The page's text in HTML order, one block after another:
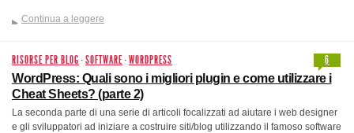
Continua a leggere
RISORSE PER BLOG ·SOFTWARE ·WORDPRESS
6
WordPress: Quali sono i migliori plugin e come utilizzare i
Cheat Sheets? (parte 2)
La seconda parte di una serie di articoli focalizzati ad aiutare i web designer
e gli sviluppatori ad iniziare a costruire siti/blog utilizzando il famoso software